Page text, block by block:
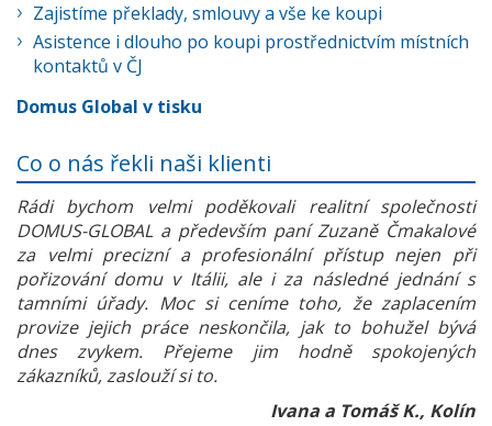
Zajistíme překlady, smlouvy a vše ke koupi
Asistence i dlouho po koupi prostřednictvím místních
kontaktů v ČJ
Domus Global v tisku
Co o nás řekli naši klienti
Rádi bychom velmi poděkovali realitní společnosti
DOMUS-GLOBAL a především paní Zuzaně Čmakalové
za velmi precizní a profesionální přístup nejen při
pořizování domu v Itálii, ale i za následné jednání s
tamními úřady. Moc si ceníme toho, že zaplacením
provize jejich práce neskončila, jak to bohužel bývá
dnes zvykem. Přejeme jim hodně spokojených
zákazníků, zaslouží si to.
Ivana a Tomáš K., Kolín